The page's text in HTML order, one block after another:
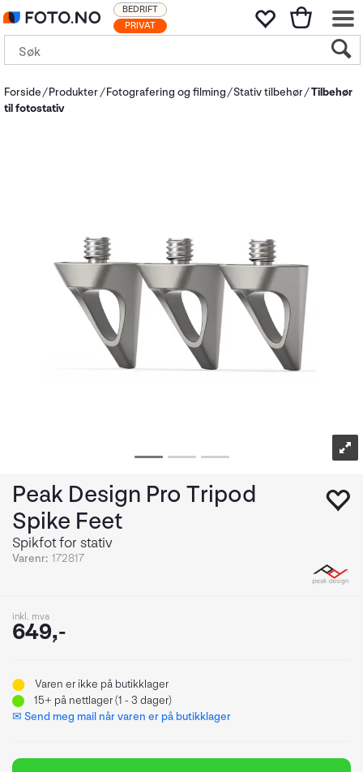
PRIVAT
BEDRIFT
Forside Produkter Fotografering og filming Stativ tilbehør Tilbehør
til fotostativ
Peak Design Pro Tripod
Spike Feet
Spikfot for stativ
Varenr: 172817
inkl. mva
649,-
Varen er ikke på butikklager
15+ på nettlager (1 - 3 dager)
✉ Send meg mail når varen er på butikklager